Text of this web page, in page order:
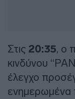
Στις 20:35, ο
κινδύνου
έλεγχο
ενημερωμένα